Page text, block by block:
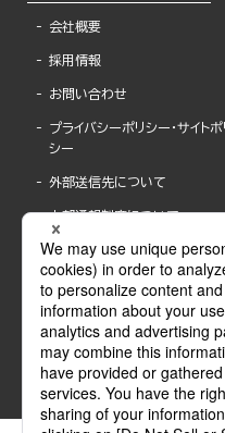
会社概要
採用情報
お問い合わせ
プライバシーポリシー・サイトポ
シー
外部送信先について
内部通報制度について